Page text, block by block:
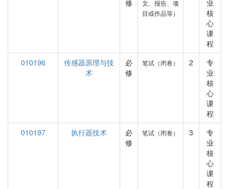
修
文、报告、项
目或作品等）
业
核
心
课
程
010196
传感器原理与技
术
必
修
笔试（闭卷） 2
专
业
核
心
课
程
010197
执行器技术
必
修
笔试（闭卷） 3
专
业
核
心
课
程